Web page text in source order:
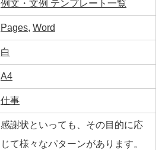
例文・文例 テンプレート一覧
Pages, Word
白
A4
仕事
感謝状といっても、その目的に応
じて様々なパターンがあります。